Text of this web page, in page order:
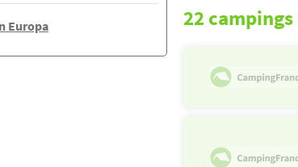
Europa 22 campings